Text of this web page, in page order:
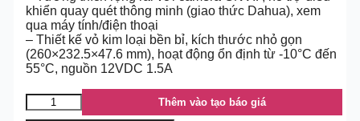
khiển quay quét thông minh (giao thức Dahua), xem
qua máy tính/điện thoại
– Thiết kế vỏ kim loại bền bỉ, kích thước nhỏ gọn
(260×232.5×47.6 mm), hoạt động ổn định từ -10°C đến
55°C, nguồn 12VDC 1.5A
Thêm vào tạo báo giá